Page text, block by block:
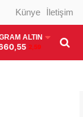
Künye İletişim
ALTIN
2,59